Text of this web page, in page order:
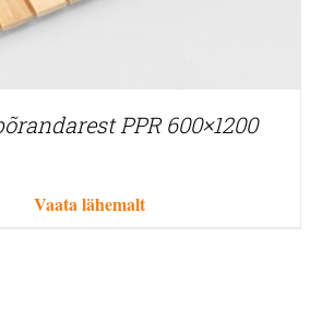
PPR 600×1200
Vaata lähemalt